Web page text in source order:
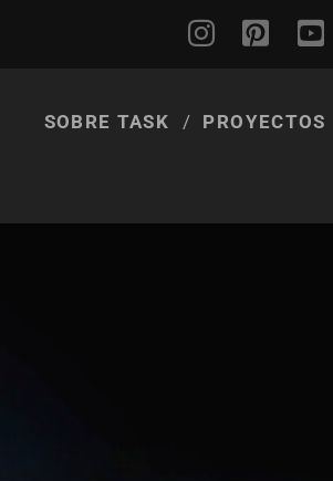
SOBRE TASK PROYECTOS